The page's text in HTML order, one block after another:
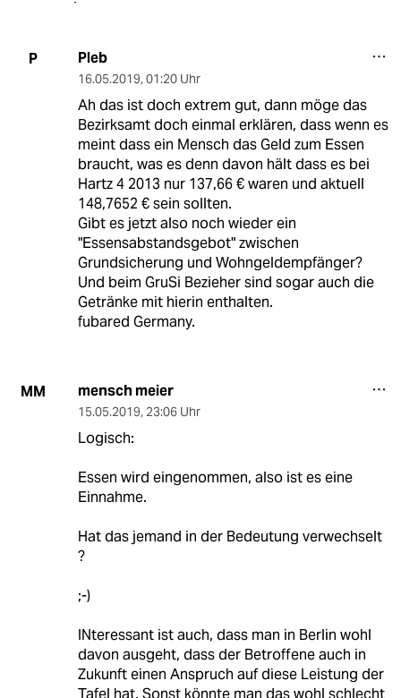
P Pleb
16.05.2019, 01:20 Uhr
Ah das ist doch extrem gut, dann möge das
Bezirksamt doch einmal erklären, dass wenn es
meint dass ein Mensch das Geld zum Essen
braucht, was es denn davon hält dass es bei
Hartz 4 2013 nur 137,66 € waren und aktuell
148,7652 € sein sollten.
Gibt es jetzt also noch wieder ein
"Essensabstandsgebot" zwischen
Grundsicherung und Wohngeldempfänger?
Und beim GruSi Bezieher sind sogar auch die
Getränke mit hierin enthalten.
fubared Germany.
MM mensch meier
15.05.2019, 23:06 Uhr
Logisch:
Essen wird eingenommen, also ist es eine
Einnahme.
Hat das jemand in der Bedeutung verwechselt
?
;-)
INteressant ist auch, dass man in Berlin wohl
davon ausgeht, dass der Betroffene auch in
Zukunft einen Anspruch auf diese Leistung der